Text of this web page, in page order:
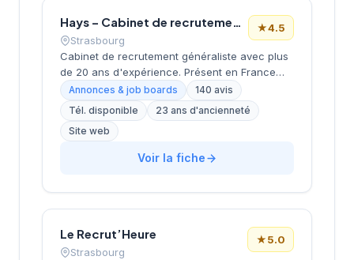
strasbourgeois.
Hays – Cabinet de recrutement Strasbourg
Strasbourg
★4.5
Cabinet de recrutement généraliste avec plus
de 20 ans d'expérience. Présent en France
avec 17 bureaux et plus de 600 experts.
Propose des accompagnements en
recrutement CDI, CDD/TT et freelance.
Positionnement généraliste couvrant tous les
secteurs et niveaux. Forte présence digitale
avec études de rémunérations et guides de
Annonces & job boards
140 avis
Tél. disponible
23 ans d'ancienneté
Site web
Voir la fiche
Le Recrut’Heure
Strasbourg
★5.0